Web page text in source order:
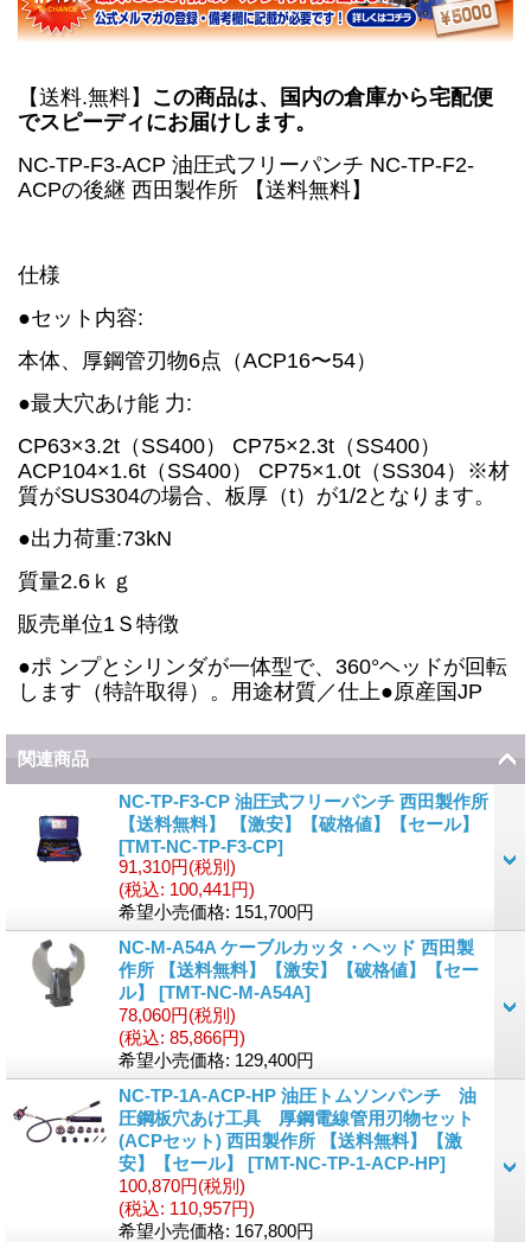
【送料.無料】 この商品は、国内の倉庫から宅配便
でスピーディにお届けします。
NC-TP-F3-ACP 油圧式フリーパンチ NC-TP-F2-
ACPの後継 西田製作所 【送料無料】
仕様
●セット内容:
本体、厚鋼管刃物6点（ACP16〜54）
●最大穴あけ能 力:
CP63×3.2t（SS400） CP75×2.3t（SS400）
ACP104×1.6t（SS400） CP75×1.0t（SS304）※材
質がSUS304の場合、板厚（t）が1/2となります。
●出力荷重:73kN
質量2.6ｋｇ
販売単位1Ｓ特徴
●ポ ンプとシリンダが一体型で、360°ヘッドが回転
します（特許取得）。用途材質／仕上●原産国JP
関連商品
NC-TP-F3-CP 油圧式フリーパンチ 西田製作所
【送料無料】 【激安】【破格値】【セール】
[TMT-NC-TP-F3-CP]
91,310円(税別)
(税込: 100,441円)
希望小売価格: 151,700円
NC-M-A54A ケーブルカッタ・ヘッド 西田製
作所 【送料無料】【激安】【破格値】【セー
ル】 [TMT-NC-M-A54A]
78,060円(税別)
(税込: 85,866円)
希望小売価格: 129,400円
NC-TP-1A-ACP-HP 油圧トムソンパンチ 油
圧鋼板穴あけ工具 厚鋼電線管用刃物セット
(ACPセット) 西田製作所 【送料無料】【激
安】【セール】 [TMT-NC-TP-1-ACP-HP]
100,870円(税別)
(税込: 110,957円)
希望小売価格: 167,800円